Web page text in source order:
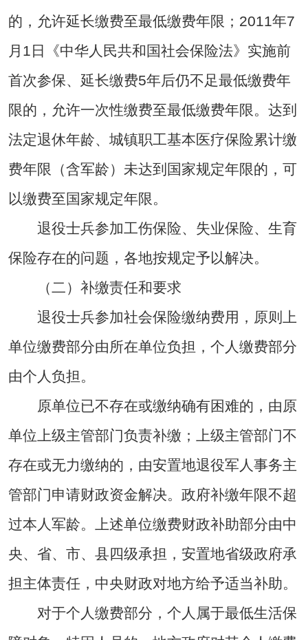
的，允许延长缴费至最低缴费年限；2011年7
月1日《中华人民共和国社会保险法》实施前
首次参保、延长缴费5年后仍不足最低缴费年
限的，允许一次性缴费至最低缴费年限。达到
法定退休年龄、城镇职工基本医疗保险累计缴
费年限（含军龄）未达到国家规定年限的，可
以缴费至国家规定年限。
退役士兵参加工伤保险、失业保险、生育
保险存在的问题，各地按规定予以解决。
（二）补缴责任和要求
退役士兵参加社会保险缴纳费用，原则上
单位缴费部分由所在单位负担，个人缴费部分
由个人负担。
原单位已不存在或缴纳确有困难的，由原
单位上级主管部门负责补缴；上级主管部门不
存在或无力缴纳的，由安置地退役军人事务主
管部门申请财政资金解决。政府补缴年限不超
过本人军龄。上述单位缴费财政补助部分由中
央、省、市、县四级承担，安置地省级政府承
担主体责任，中央财政对地方给予适当补助。
对于个人缴费部分，个人属于最低生活保